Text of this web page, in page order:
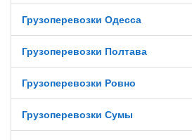
Грузоперевозки Одесса
Грузоперевозки Полтава
Грузоперевозки Ровно
Грузоперевозки Сумы